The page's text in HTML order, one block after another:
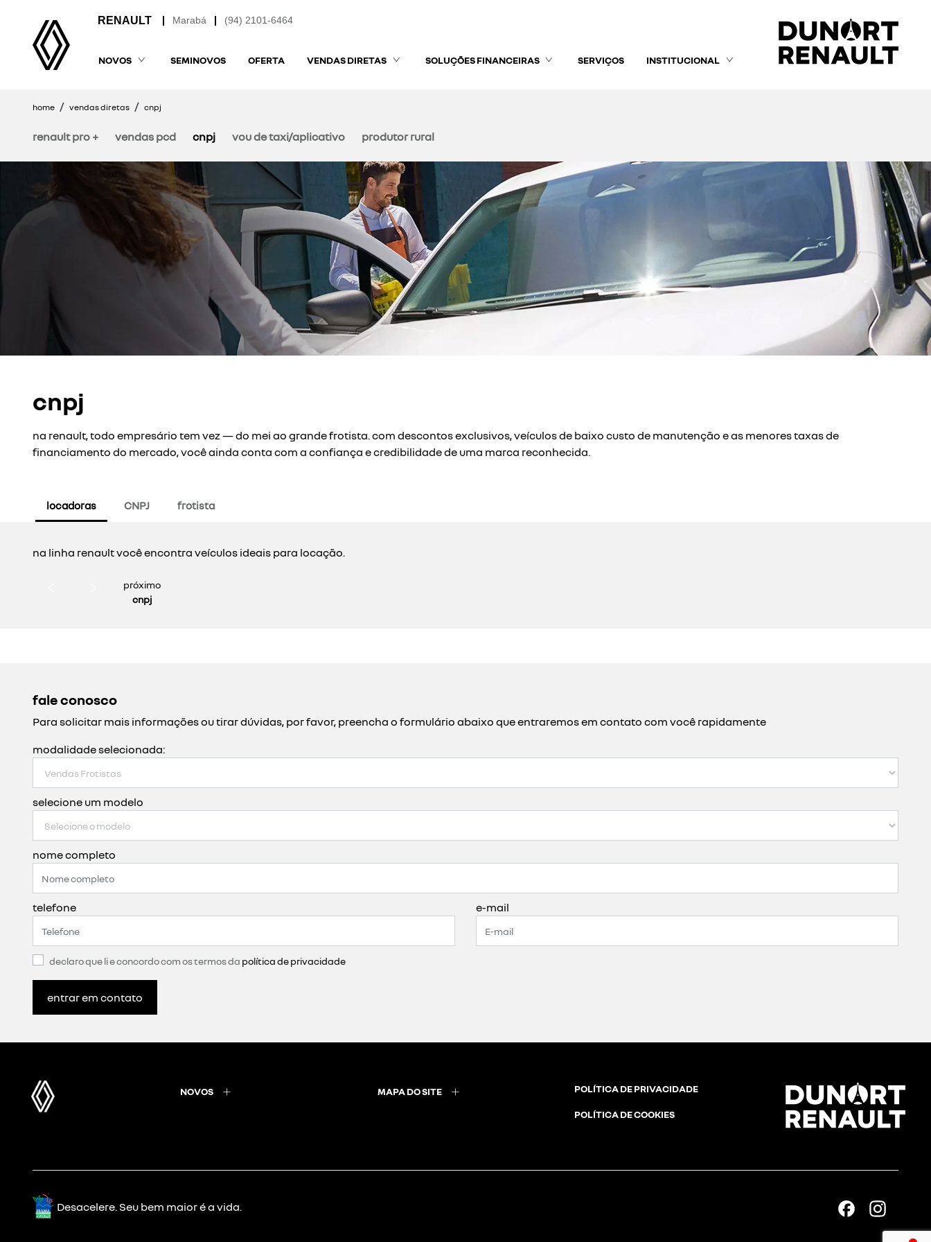
(94) 2101-6464
Marabá
NOVOS SEMINOVOS OFERTA VENDAS DIRETAS SOLUÇÕES FINANCEIRAS SERVIÇOS INSTITUCIONAL
home vendas diretas cnpj
renault pro + vendas pcd cnpj vou de taxi/aplicativo produtor rural
cnpj
na renault, todo empresário tem vez — do mei ao grande frotista. com descontos exclusivos, veículos de baixo custo de manutenção e as menores taxas de
financiamento do mercado, você ainda conta com a confiança e credibilidade de uma marca reconhecida.
locadoras CNPJ frotista
na linha renault você encontra veículos ideais para locação.
próximo
cnpj
fale conosco
Para solicitar mais informações ou tirar dúvidas, por favor, preencha o formulário abaixo que entraremos em contato com você rapidamente
modalidade selecionada:
selecione um modelo
nome completo
telefone e-mail
declaro que li e concordo com os termos da política de privacidade
entrar em contato
NOVOS MAPA DO SITE POLÍTICA DE PRIVACIDADE
POLÍTICA DE COOKIES
Desacelere. Seu bem maior é a vida.